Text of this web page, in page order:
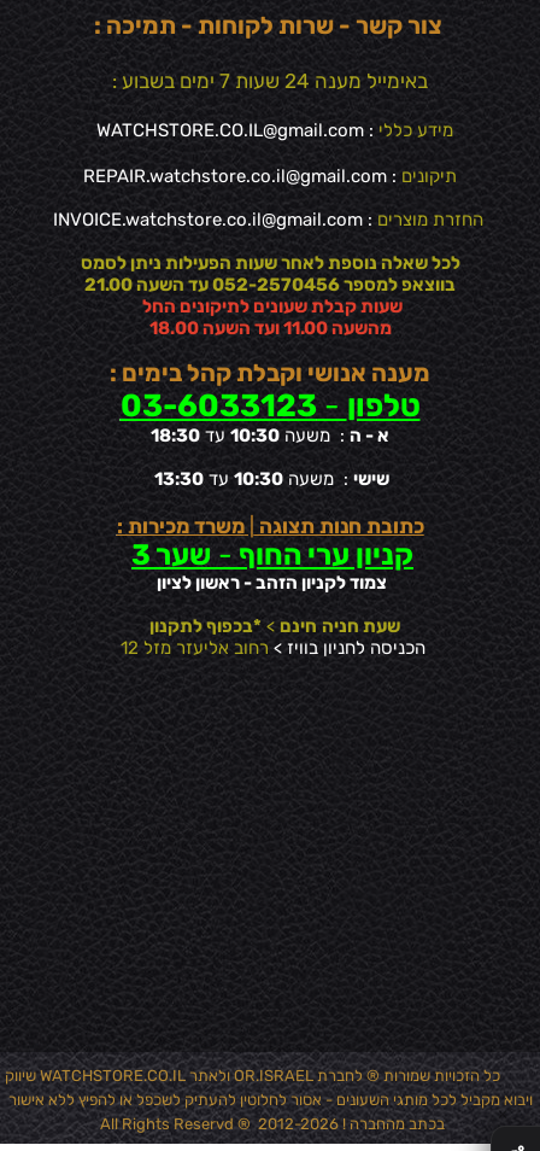
צור קשר - שרות לקוחות - תמיכה :
באימייל מענה 24 שעות 7 ימים בשבוע :
מידע כללי :
WATCHSTORE.CO.IL@gmail.com
תיקונים : REPAIR.watchstore.co.il@gmail.com
החזרת מוצרים :
INVOICE.watchstore.co.il@gmail.com
לכל שאלה נוספת לאחר שעות הפעילות ניתן לסמס
בווצאפ למספר 052-2570456 עד השעה 21.00
שעות קבלת שעונים לתיקונים החל
מהשעה 11.00 ועד השעה 18.00
מענה אנושי וקבלת קהל בימים :
טלפון -
03-6033123
א - ה : משעה 10:30 עד 18:30
שישי : משעה10:30עד13:30
כתובת חנות תצוגה |משרד מכירות :
קניון ערי החוף- שער 3
צמוד לקניון הזהב - ראשון לציון
שעת חניה חינם >*בכפוף לתקנון
הכניסה לחניון בוויז > רחוב אליעזר מזל 12
כל הזכויות שמורות ® לחברת OR.ISRAEL ולאתר WATCHSTORE.CO.IL שיווק
ויבוא מקביל לכל מותגי השעונים - אסור לחלוטין להעתיק לשכפל או להפיץ ללא אישור
בכתב מהחברה ! 2012-2026 ® All Rights Reservd
✕